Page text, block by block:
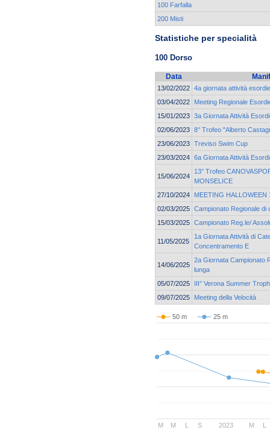
100 Farfalla
200 Misti
Statistiche per specialità
100 Dorso
Data
13/02/2022 4a giornata attività
03/04/2022
Meeting Regionale
15/01/2023 3a Giornata Attività
02/06/2023 8° Trofeo "Alberto
23/06/2023 Treviso Swim Cup
23/03/2024 6a Giornata Attività
15/06/2024
13° Trofeo
MONSELICE
27/10/2024
MEETING HALLOWEEN
02/03/2025 Campionato Regionale di
15/03/2025 Campionato Reg.le/
11/05/2025
1a Giornata Attività di
Concentramento E
14/06/2025
2a Giornata Campionato
lunga
05/07/2025
III° Verona Summer
09/07/2025
Meeting della Velocità
50 m 25 m
2023
M M S M